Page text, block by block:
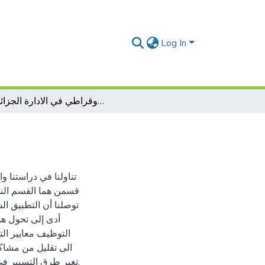
Log In
واقع التنظيم البيروقراطي في الادارة الجزائرية
تناولنا في دراستنا
قسمن هما القسم
توصلنا أن التطبيق
أدى إلى تحول
التوظيف معايير
الى تقليل من
تغير طرق التسيير في الإدارة الجزائرية ،وإنما تغير ذهنيات الموظف والفرد الجزائري.